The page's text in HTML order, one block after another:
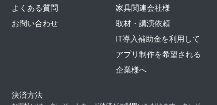
よくある質問
お問い合わせ
家具関連会社様
取材・講演依頼
IT導入補助金を利用して
アプリ制作を希望される
企業様へ
決済方法